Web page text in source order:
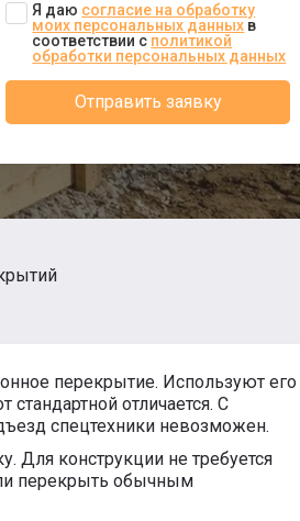
Я даю согласие на обработку
моих персональных данных в
соответствии с политикой
обработки персональных данных
Отправить заявку
перекрытие. Используют его
отличается. С
спецтехники невозможен.
Для конструкции не требуется
перекрыть обычным